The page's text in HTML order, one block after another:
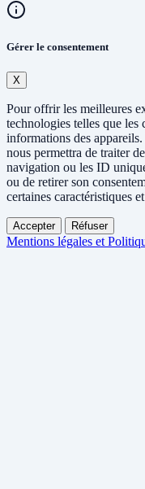
Gérer le consentement
X
Pour offrir les meilleures
technologies telles que les
informations des
nous permettra de traiter
navigation ou les ID
ou de retirer son
certaines caractéristiques
Accepter Réfuser
Mentions légales et